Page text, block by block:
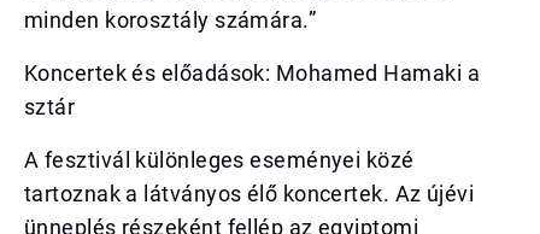
minden korosztály számára.”
Koncertek és előadások: Mohamed Hamaki a
sztár
A fesztivál különleges eseményei közé
tartoznak a látványos élő koncertek. Az újévi
ünneplés részeként fellép az egyiptomi